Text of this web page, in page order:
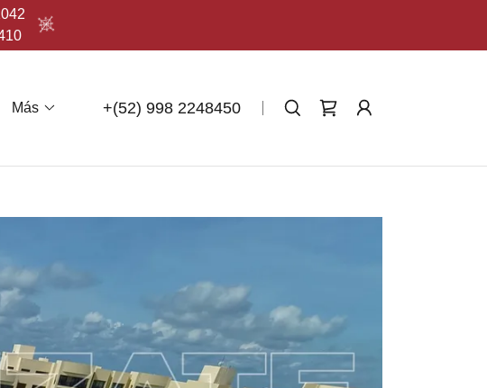
Más +(52) 998 2248450